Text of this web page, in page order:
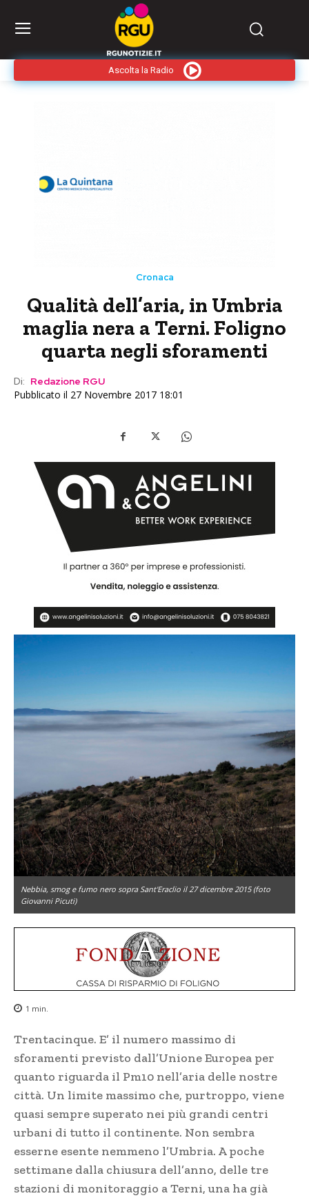
Ascolta la Radio
Cronaca
Qualità dell’aria, in Umbria
maglia nera a Terni. Foligno
quarta negli sforamenti
Di: Redazione RGU
Pubblicato il 27 Novembre 2017 18:01
Nebbia, smog e fumo nero sopra Sant'Eraclio il 27 dicembre 2015 (foto
Giovanni Picuti)
1 min.
Trentacinque. E’ il numero massimo di
sforamenti previsto dall’Unione Europea per
quanto riguarda il Pm10 nell’aria delle nostre
città. Un limite massimo che, purtroppo, viene
quasi sempre superato nei più grandi centri
urbani di tutto il continente. Non sembra
esserne esente nemmeno l’Umbria. A poche
settimane dalla chiusura dell’anno, delle tre
stazioni di monitoraggio a Terni, una ha già